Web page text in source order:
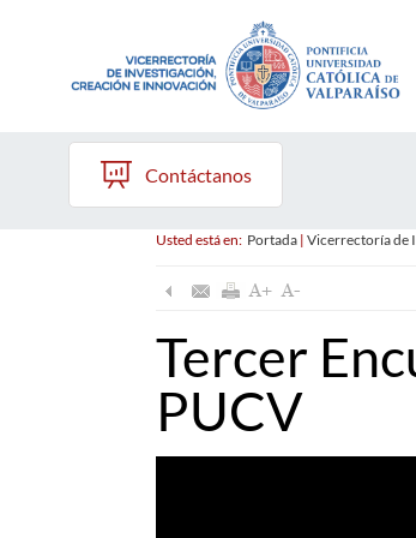
Contáctanos
Usted está en: Portada| Vicerrectoría de
Tercer
PUCV